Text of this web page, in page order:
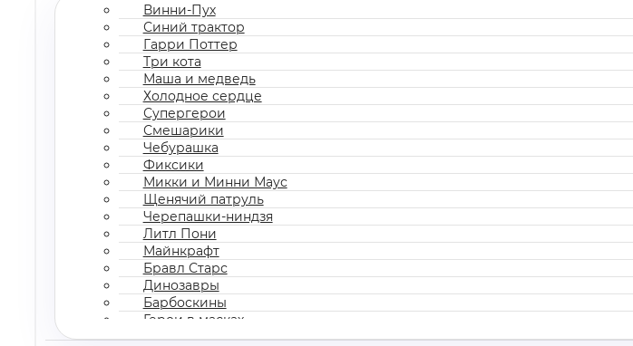
Винни-Пух
Синий трактор
Гарри Поттер
Три кота
Маша и медведь
Холодное сердце
Супергерои
Смешарики
Чебурашка
Фиксики
Микки и Минни Маус
Щенячий патруль
Черепашки-ниндзя
Литл Пони
Майнкрафт
Бравл Старс
Динозавры
Барбоскины
Герои в масках
Все мультгерои